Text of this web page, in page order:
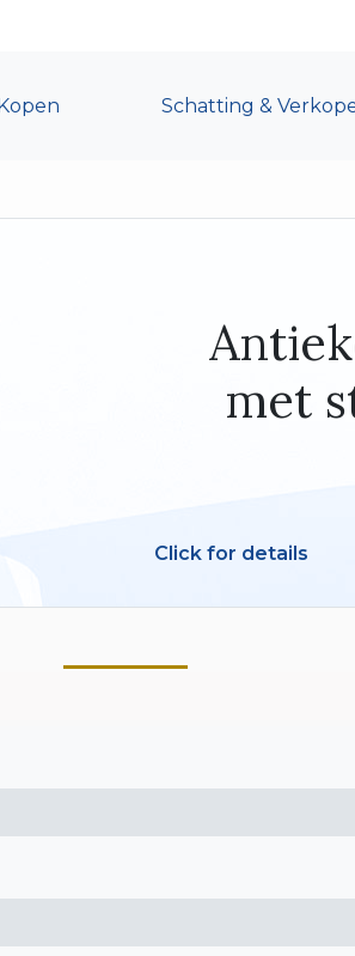
Schatting &
met
Click for details